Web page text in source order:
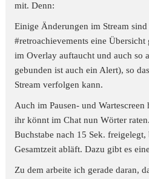
mit. Denn:
Einige Änderungen im Stream
#retroachievements eine Übersicht
im Overlay auftaucht und auch so
gebunden ist auch ein Alert), so
Stream verfolgen kann.
Auch im Pausen- und Wartescreen
ihr könnt im Chat nun Wörter
Buchstabe nach 15 Sek.
Gesamtzeit abläft. Dazu gibt es
Zu dem arbeite ich gerade daran,